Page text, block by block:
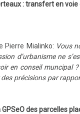
: transfert en
Pierre Mialinko: Vous
d’urbanisme ne
en conseil muncipal
précisions par
des parcelles